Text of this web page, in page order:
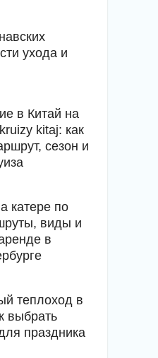
ухода и
в Китай на
kitaj: как
сезон и
катере по
виды и
в
теплоход в
выбрать
праздника